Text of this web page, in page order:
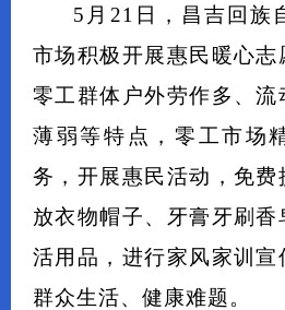
5月21日，昌吉回族
市场积极开展惠民暖心
零工群体 户外劳作多、
薄弱等特点，零工市场
务，开展惠民活动，免
放衣物帽子、牙膏牙刷香
活用品，进行家风家训宣
群众生活、健康难题。